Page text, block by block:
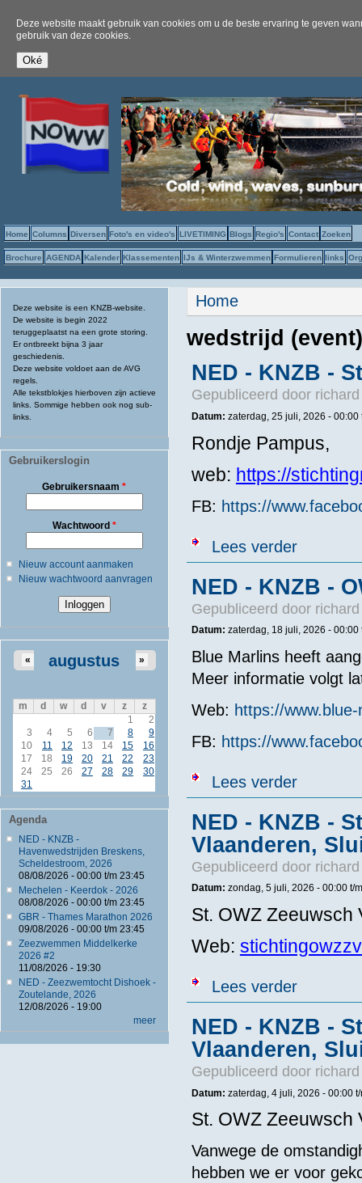
Deze website maakt gebruik van cookies om u de beste ervaring te geven
gebruik van deze cookies.
Home Columns Diversen Foto's en video's LIVETIMING Blogs Regio's Contact Zoeken
Brochure AGENDA Kalender Klassementen IJs & Winterzwemmen Formulieren links
Deze website is een KNZB-website.
De website is begin 2022
teruggeplaatst na een grote storing.
Er ontbreekt bijna 3 jaar
geschiedenis.
Deze website voldoet aan de AVG
regels.
Alle tekstblokjes hierboven zijn actieve
links. Sommige hebben ook nog sub-
links.
Gebruikerslogin
Gebruikersnaam*
Wachtwoord *
Nieuw account aanmaken
Nieuw wachtwoord aanvragen
augustus
« »
m d w d v z
z
1
2
3
4 5 6 7 8
9
10
11 12 13 14 15
16
17
18 19 20 21 22
23
24
25 26 27 28 29
30
31
Agenda
NED - KNZB -
Havenwedstrijden Breskens,
Scheldestroom, 2026
08/08/2026 - 00:00t/m 23:45
Mechelen - Keerdok - 2026
08/08/2026 - 00:00t/m 23:45
GBR - Thames Marathon 2026
09/08/2026 - 00:00t/m 23:45
Zeezwemmen Middelkerke
2026 #2
11/08/2026 - 19:30
NED - Zeezwemtocht Dishoek -
Zoutelande, 2026
12/08/2026 - 19:00
meer
U bent hier
Home
wedstrijd
NED - KNZB -
Gepubliceerd door
Datum: zaterdag, 25 juli, 2026 - 00:00
Rondje Pampus,
web: https://
FB: https://
Lees verderover NED -
NED - KNZB -
Gepubliceerd door
Datum: zaterdag, 18 juli, 2026 - 00:00
Blue Marlins heeft
Meer informatie volgt
Web: https://
FB: https://
Lees verderover NED -
NED - KNZB -
Vlaanderen,
Gepubliceerd door
Datum: zondag, 5 juli, 2026 - 00:00t/
St. OWZ Zeeuwsch
Web:
Lees verderover NED -
NED - KNZB -
Vlaanderen,
Gepubliceerd door
Datum: zaterdag, 4 juli, 2026 - 00:00t/
St. OWZ Zeeuwsch
Vanwege de
hebben we er voor